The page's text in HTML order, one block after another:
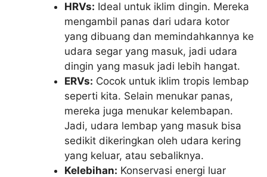
HRVs: Ideal untuk iklim dingin. Mereka
mengambil panas dari udara kotor
yang dibuang dan memindahkannya ke
udara segar yang masuk, jadi udara
dingin yang masuk jadi lebih hangat.
ERVs: Cocok untuk iklim tropis lembap
seperti kita. Selain menukar panas,
mereka juga menukar kelembapan.
Jadi, udara lembap yang masuk bisa
sedikit dikeringkan oleh udara kering
yang keluar, atau sebaliknya.
Kelebihan: Konservasi energi luar